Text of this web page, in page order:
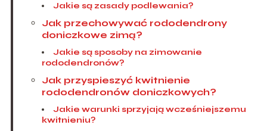
Jakie są zasady podlewania?
Jak przechowywać rododendrony
doniczkowe zimą?
Jakie są sposoby na zimowanie
rododendronów?
Jak przyspieszyć kwitnienie
rododendronów doniczkowych?
Jakie warunki sprzyjają wcześniejszemu
kwitnieniu?